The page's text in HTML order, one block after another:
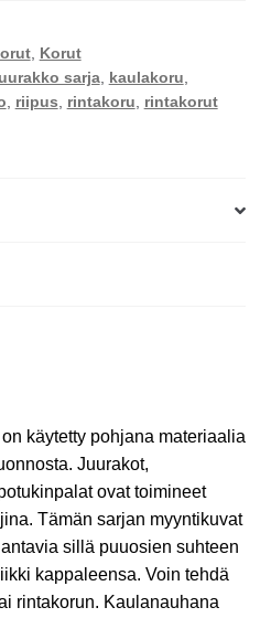
, Korut
sarja, kaulakoru,
, riipus, rintakoru, rintakorut
käytetty pohjana materiaalia
Juurakot,
ovat toimineet
Tämän sarjan myyntikuvat
sillä puuosien suhteen
kappaleensa. Voin tehdä
rintakorun. Kaulanauhana